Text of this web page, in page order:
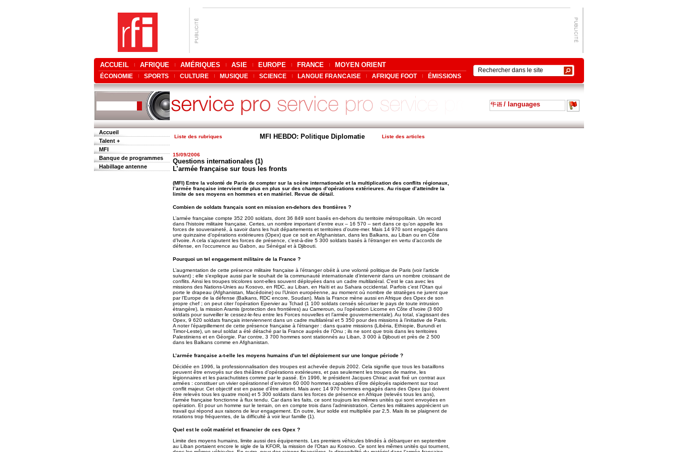
ACCUEIL AFRIQUE AMÉRIQUES ASIE EUROPE FRANCE MOYEN ORIENT
ÉCONOMIE SPORTS CULTURE MUSIQUE SCIENCE LANGUE FRANCAISE AFRIQUE FOOT ÉMISSIONS
/ languages
Accueil
Talent +
MFI
Banque de programmes
Habillage antenne
Liste des rubriques MFI HEBDO: Politique Diplomatie Liste des articles
15/09/2006
Questions internationales (1)
L’armée française sur tous les fronts
(MFI) Entre la volonté de Paris de compter sur la scène internationale et la multiplication des conflits régionaux,
l’armée française intervient de plus en plus sur des champs d’opérations extérieures. Au risque d’atteindre la
limite de ses moyens en hommes et en matériel. Revue de détail.
Combien de soldats français sont en mission en-dehors des frontières ?
L’armée française compte 352 200 soldats, dont 36 849 sont basés en-dehors du territoire métropolitain. Un record
dans l’histoire militaire française. Certes, un nombre important d’entre eux – 16 570 – sert dans ce qu’on appelle les
forces de souveraineté, à savoir dans les huit départements et territoires d’outre-mer. Mais 14 970 sont engagés dans
une quinzaine d’opérations extérieures (Opex) que ce soit en Afghanistan, dans les Balkans, au Liban ou en Côte
d’Ivoire. A cela s’ajoutent les forces de présence, c’est-à-dire 5 300 soldats basés à l’étranger en vertu d’accords de
défense, en l’occurrence au Gabon, au Sénégal et à Djibouti.
Pourquoi un tel engagement militaire de la France ?
L’augmentation de cette présence militaire française à l’étranger obéit à une volonté politique de Paris (voir l’article
suivant) ; elle s’explique aussi par le souhait de la communauté internationale d’intervenir dans un nombre croissant de
conflits. Ainsi les troupes tricolores sont-elles souvent déployées dans un cadre multilatéral. C’est le cas avec les
missions des Nations-Unies au Kosovo, en RDC, au Liban, en Haïti et au Sahara occidental. Parfois c’est l’Otan qui
porte le drapeau (Afghanistan, Macédoine) ou l’Union européenne, au moment où nombre de stratèges ne jurent que
par l’Europe de la défense (Balkans, RDC encore, Soudan). Mais la France mène aussi en Afrique des Opex de son
propre chef ; on peut citer l’opération Epervier au Tchad (1 100 soldats censés sécuriser le pays de toute intrusion
étrangère), la mission Aramis (protection des frontières) au Cameroun, ou l’opération Licorne en Côte d’Ivoire (3 600
soldats pour surveiller le cessez-le-feu entre les Forces nouvelles et l’armée gouvernementale). Au total, s’agissant des
Opex, 9 620 soldats français interviennent dans un cadre multilatéral et 5 350 pour des missions à l’initiative de Paris.
A noter l’éparpillement de cette présence française à l’étranger : dans quatre missions (Libéria, Ethiopie, Burundi et
Timor-Leste), un seul soldat a été détaché par la France auprès de l’Onu ; ils ne sont que trois dans les territoires
Palestiniens et en Géorgie. Par contre, 3 700 hommes sont stationnés au Liban, 3 000 à Djibouti et près de 2 500
dans les Balkans comme en Afghanistan.
L’armée française a-t-elle les moyens humains d’un tel déploiement sur une longue période ?
Décidée en 1996, la professionnalisation des troupes est achevée depuis 2002. Cela signifie que tous les bataillons
peuvent être envoyés sur des théâtres d’opérations extérieures, et pas seulement les troupes de marine, les
légionnaires et les parachutistes comme par le passé. En 1996, le président Jacques Chirac avait fixé un contrat aux
armées : constituer un vivier opérationnel d’environ 60 000 hommes capables d’être déployés rapidement sur tout
conflit majeur. Cet objectif est en passe d’être atteint. Mais avec 14 970 hommes engagés dans des Opex (qui doivent
être relevés tous les quatre mois) et 5 300 soldats dans les forces de présence en Afrique (relevés tous les ans),
l’armée française fonctionne à flux tendu. Car dans les faits, ce sont toujours les mêmes unités qui sont envoyées en
opération. Et pour un homme sur le terrain, on en compte trois dans l’administration. Certes les militaires apprécient un
travail qui répond aux raisons de leur engagement. En outre, leur solde est multipliée par 2,5. Mais ils se plaignent de
rotations trop fréquentes, de la difficulté à voir leur famille (1).
Quel est le coût matériel et financier de ces Opex ?
Limite des moyens humains, limite aussi des équipements. Les premiers véhicules blindés à débarquer en septembre
au Liban portaient encore le sigle de la KFOR, la mission de l’Otan au Kosovo. Ce sont les mêmes unités qui tournent,